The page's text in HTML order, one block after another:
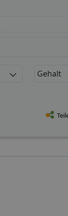
Gehalt